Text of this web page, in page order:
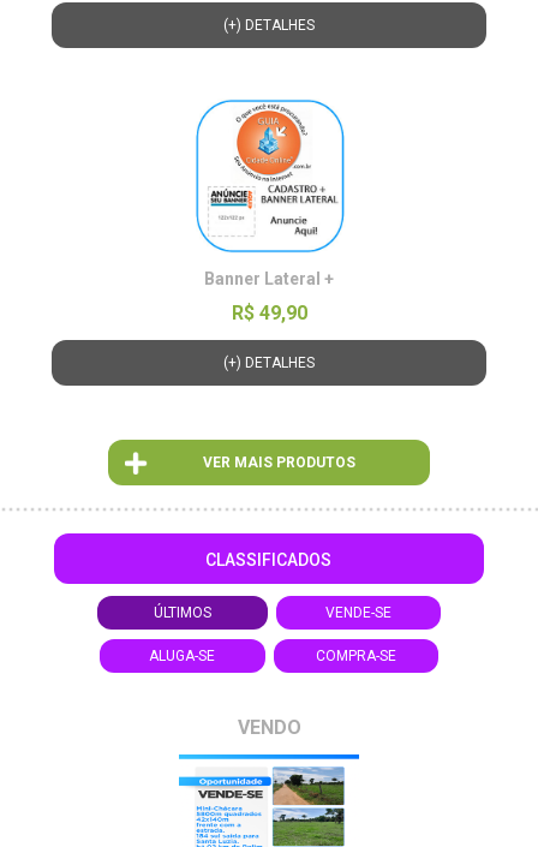
(+) DETALHES
Banner Lateral +
R$ 49,90
(+) DETALHES
VER MAIS PRODUTOS
CLASSIFICADOS
ÚLTIMOS VENDE-SE
ALUGA-SE COMPRA-SE
VENDO